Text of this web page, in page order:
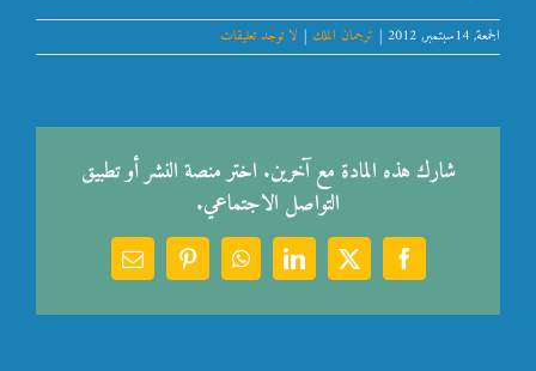
الجمعة, 14سبتمبر, 2012 | ترجمان الملك | لا توجد تعليقات
شارك هذه المادة مع آخرين. اختر منصة النشر أو تطبيق
التواصل الاجتماعي.
Facebook
X
LinkedIn
WhatsApp
Pinterest
Email